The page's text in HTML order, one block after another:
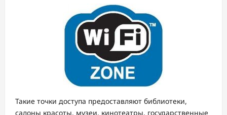
Такие точки доступа предоставляют библиотеки,
салоны красоты, музеи, кинотеатры, государственные